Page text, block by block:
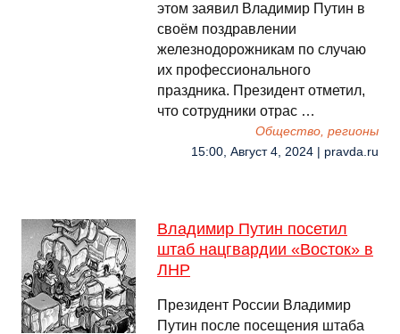
этом заявил Владимир Путин в
своём поздравлении
железнодорожникам по случаю
их профессионального
праздника. Президент отметил,
что сотрудники отрас …
Общество, регионы
15:00, Август 4, 2024 | pravda.ru
Владимир Путин посетил
штаб нацгвардии «Восток» в
ЛНР
Президент России Владимир
Путин после посещения штаба